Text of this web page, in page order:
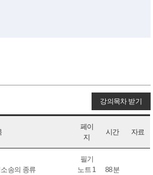
강의목차 받기
페이
지
시간 자료
송의 종류
필기
노트 1
88분